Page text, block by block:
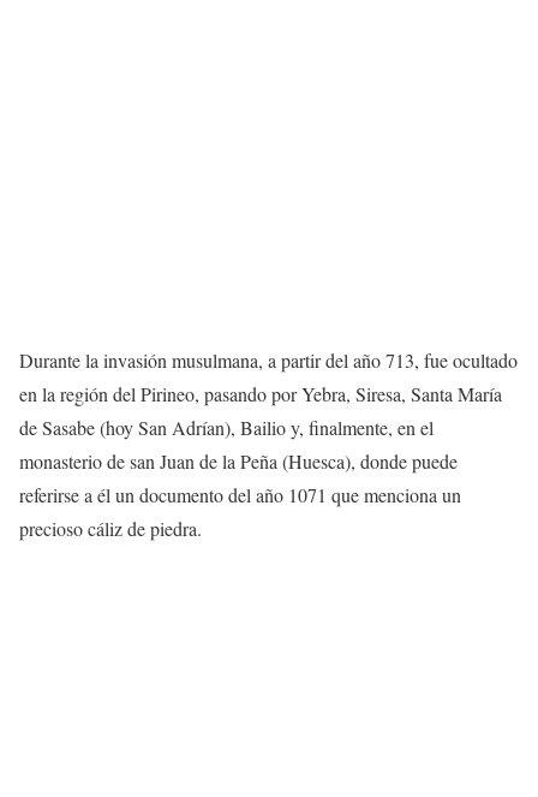
Durante la invasión musulmana, a partir del año 713, fue ocultado
en la región del Pirineo, pasando por Yebra, Siresa, Santa María
de Sasabe (hoy San Adrían), Bailio y, finalmente, en el
monasterio de san Juan de la Peña (Huesca), donde puede
referirse a él un documento del año 1071 que menciona un
precioso cáliz de piedra.